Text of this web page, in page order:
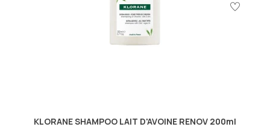
KLORANE SHAMPOO LAIT D'AVOINE RENOV 200ml